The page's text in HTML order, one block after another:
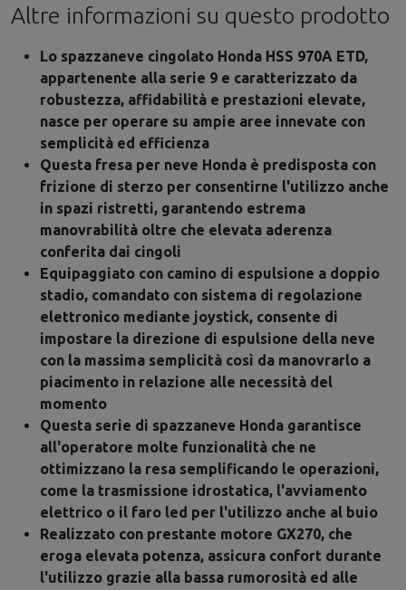
Altre informazioni su questo prodotto
Lo spazzaneve cingolato Honda HSS 970A ETD,
appartenente alla serie 9 e caratterizzato da
robustezza, affidabilità e prestazioni elevate,
nasce per operare su ampie aree innevate con
semplicità ed efficienza
Questa fresa per neve Honda è predisposta con
frizione di sterzo per consentirne l'utilizzo anche
in spazi ristretti, garantendo estrema
manovrabilità oltre che elevata aderenza
conferita dai cingoli
Equipaggiato con camino di espulsione a doppio
stadio, comandato con sistema di regolazione
elettronico mediante joystick, consente di
impostare la direzione di espulsione della neve
con la massima semplicità così da manovrarlo a
piacimento in relazione alle necessità del
momento
Questa serie di spazzaneve Honda garantisce
all'operatore molte funzionalità che ne
ottimizzano la resa semplificando le operazioni,
come la trasmissione idrostatica, l'avviamento
elettrico o il faro led per l'utilizzo anche al buio
Realizzato con prestante motore GX270, che
eroga elevata potenza, assicura confort durante
l'utilizzo grazie alla bassa rumorosità ed alle